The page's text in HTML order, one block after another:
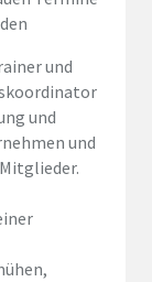
und
und
und